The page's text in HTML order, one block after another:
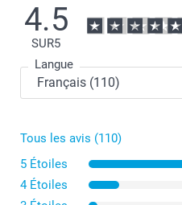
4.5
SUR5
Langue
Tous les avis (110)
5 Étoiles
4 Étoiles